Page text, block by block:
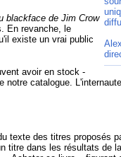
blackface de Jim Crow
En revanche, le
existe un vrai public
avoir en stock -
catalogue.
texte des titres proposés
titre dans les résultats de